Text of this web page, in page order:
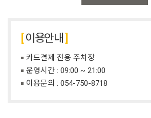
이용안내
카드결제 전용 주차장
운영시간 : 09:00 ~ 21:00
이용문의 : 054-750-8718